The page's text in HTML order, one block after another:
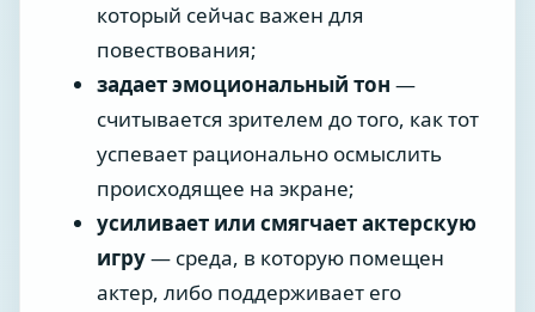
который сейчас важен для
повествования;
задает эмоциональный тон —
считывается зрителем до того, как тот
успевает рационально осмыслить
происходящее на экране;
усиливает или смягчает актерскую
игру— среда, в которую помещен
актер, либо поддерживает его